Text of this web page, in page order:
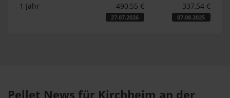
1 Jahr 490,55 €
27.07.2026
337,54 €
07.08.2025
Pellet News für Kirchheim an der